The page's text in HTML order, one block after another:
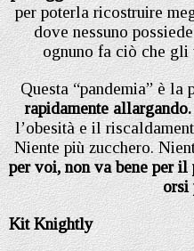
per poterla ricostruire
dove nessuno
ognuno fa ciò che
Questa “pandemia” è la
rapidamente allargando.
l’obesità e il
Niente più zucchero.
per voi, non va bene per il
orsi
Kit Knightly